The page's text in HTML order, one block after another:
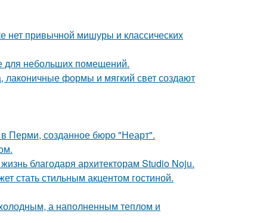
нет привычной мишуры и классических
для небольших помещений.
лаконичные формы и мягкий свет создают
Перми, созданное бюро "Неарт".
благодаря архитекторам Studio Noju.
стать стильным акцентом гостиной.
а наполненным теплом и